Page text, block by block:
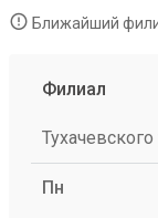
Ближайший
Филиал
Пн